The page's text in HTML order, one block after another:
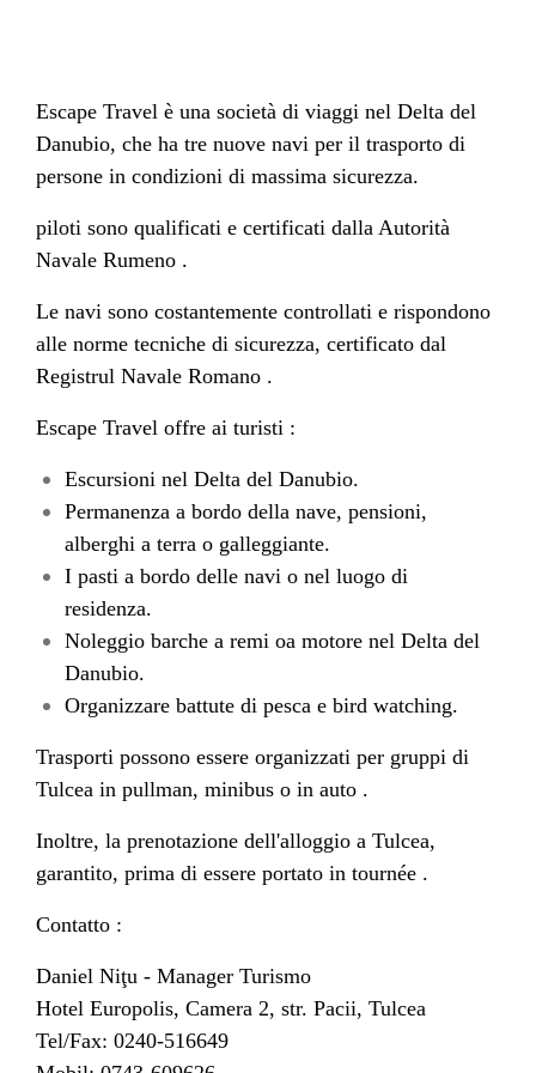
Escape Travel è una società di viaggi nel Delta del
Danubio, che ha tre nuove navi per il trasporto di
persone in condizioni di massima sicurezza.
piloti sono qualificati e certificati dalla Autorità
Navale Rumeno .
Le navi sono costantemente controllati e rispondono
alle norme tecniche di sicurezza, certificato dal
Registrul Navale Romano .
Escape Travel offre ai turisti :
Escursioni nel Delta del Danubio.
Permanenza a bordo della nave, pensioni,
alberghi a terra o galleggiante.
I pasti a bordo delle navi o nel luogo di
residenza.
Noleggio barche a remi oa motore nel Delta del
Danubio.
Organizzare battute di pesca e bird watching.
Trasporti possono essere organizzati per gruppi di
Tulcea in pullman, minibus o in auto .
Inoltre, la prenotazione dell'alloggio a Tulcea,
garantito, prima di essere portato in tournée .
Contatto :
Daniel Niţu - Manager Turismo
Hotel Europolis, Camera 2, str. Pacii, Tulcea
Tel/Fax: 0240-516649